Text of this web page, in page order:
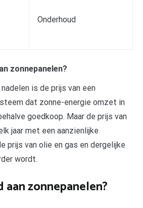
Onderhoud
zonnepanelen?
is de prijs van een
dat zonne-energie omzet in
goedkoop. Maar de prijs van
jaar met een aanzienlijke
prijs van olie en gas en dergelijke
wordt.
zonnepanelen?